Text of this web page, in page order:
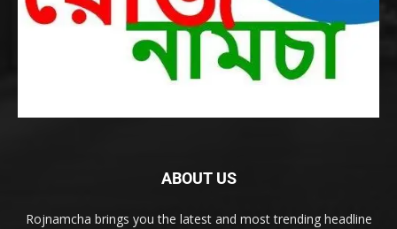
ABOUT US
Rojnamcha brings you the latest and most trending headline